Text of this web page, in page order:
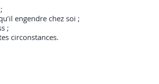
engendre chez soi ;
;
circonstances.